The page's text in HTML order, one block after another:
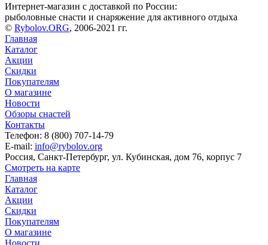
Интернет-магазин с доставкой по России:
рыболовные снасти и снаряжение для активного отдыха
© Rybolov.ORG, 2006-2021 гг.
Главная
Каталог
Акции
Скидки
Покупателям
О магазине
Новости
Обзоры снастей
Контакты
Телефон: 8 (800) 707-14-79
E-mail: info@rybolov.org
Россия, Санкт-Петербург, ул. Кубинская, дом 76, корпус 7
Смотреть на карте
Главная
Каталог
Акции
Скидки
Покупателям
О магазине
Новости